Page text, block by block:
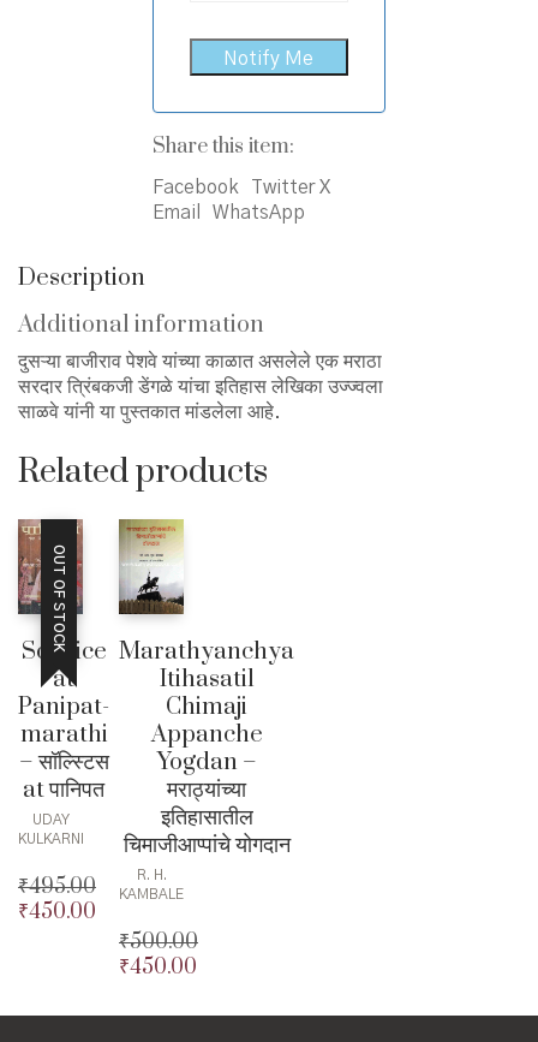
Share this item:
Facebook
Twitter X
Email
WhatsApp
Description
Additional information
दुसऱ्या बाजीराव पेशवे यांच्या काळात असलेले एक मराठा
सरदार त्रिंबकजी डेंगळे यांचा इतिहास लेखिका उज्ज्वला
साळवे यांनी या पुस्तकात मांडलेला आहे.
Related products
OUT OF STOCK
Solstice
at
Panipat-
marathi
– सॉल्स्टिस
at पानिपत
UDAY
KULKARNI
₹495.00
Original
₹450.00
₹450.00.
Marathyanchya
Itihasatil
Chimaji
Appanche
Yogdan –
मराठ्यांच्या
इतिहासातील
चिमाजीआप्पांचे योगदान
R. H.
KAMBALE
₹500.00
Original
was:
₹450.00
price